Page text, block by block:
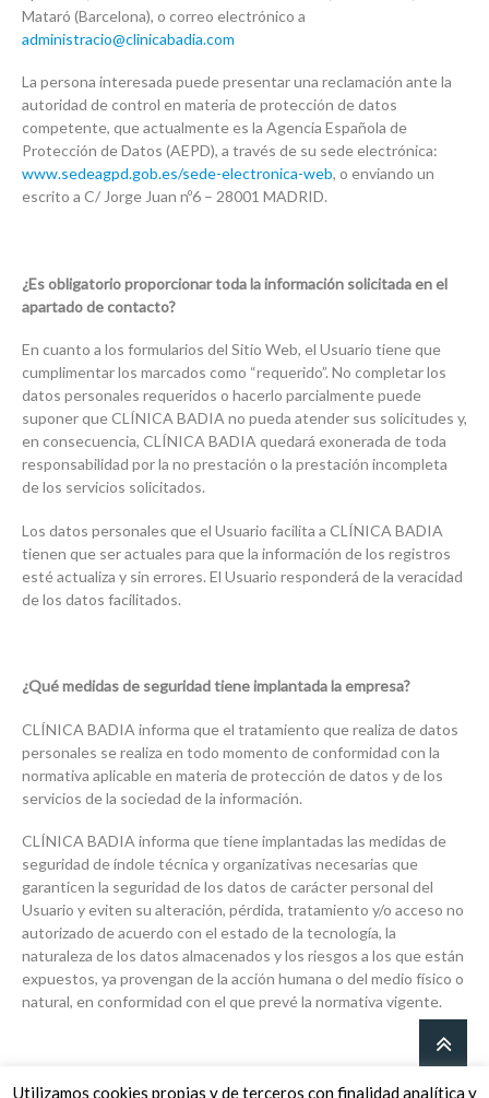
Mataró (Barcelona), o correo electrónico a
administracio@clinicabadia.com
La persona interesada puede presentar una reclamación ante la
autoridad de control en materia de protección de datos
competente, que actualmente es la Agencia Española de
Protección de Datos (AEPD), a través de su sede electrónica:
www.sedeagpd.gob.es/sede-electronica-web, o enviando un
escrito a C/ Jorge Juan nº6 – 28001 MADRID.
¿Es obligatorio proporcionar toda la información solicitada en el
apartado de contacto?
En cuanto a los formularios del Sitio Web, el Usuario tiene que
cumplimentar los marcados como “requerido”. No completar los
datos personales requeridos o hacerlo parcialmente puede
suponer que CLÍNICA BADIA no pueda atender sus solicitudes y,
en consecuencia, CLÍNICA BADIA quedará exonerada de toda
responsabilidad por la no prestación o la prestación incompleta
de los servicios solicitados.
Los datos personales que el Usuario facilita a CLÍNICA BADIA
tienen que ser actuales para que la información de los registros
esté actualiza y sin errores. El Usuario responderá de la veracidad
de los datos facilitados.
¿Qué medidas de seguridad tiene implantada la empresa?
CLÍNICA BADIA informa que el tratamiento que realiza de datos
personales se realiza en todo momento de conformidad con la
normativa aplicable en materia de protección de datos y de los
servicios de la sociedad de la información.
CLÍNICA BADIA informa que tiene implantadas las medidas de
seguridad de índole técnica y organizativas necesarias que
garanticen la seguridad de los datos de carácter personal del
Usuario y eviten su alteración, pérdida, tratamiento y/o acceso no
autorizado de acuerdo con el estado de la tecnología, la
naturaleza de los datos almacenados y los riesgos a los que están
expuestos, ya provengan de la acción humana o del medio físico o
natural, en conformidad con el que prevé la normativa vigente.
Utilizamos cookies propias y de terceros con finalidad analítica y